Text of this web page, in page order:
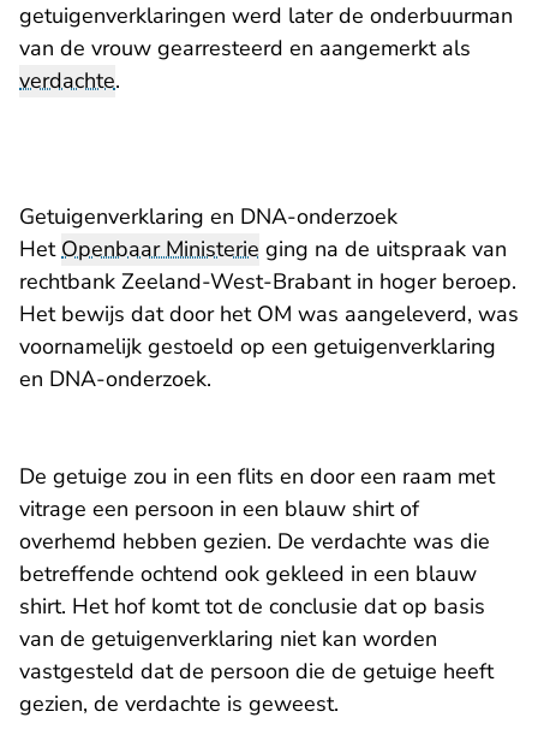
getuigenverklaringen werd later de onderbuurman
van de vrouw gearresteerd en aangemerkt als
verdachte.
Getuigenverklaring en DNA-onderzoek
HetOpenbaar Ministerie ging na de uitspraak van
rechtbank Zeeland-West-Brabant in hoger beroep.
Het bewijs dat door het OM was aangeleverd, was
voornamelijk gestoeld op een getuigenverklaring
en DNA-onderzoek.
De getuige zou in een flits en door een raam met
vitrage een persoon in een blauw shirt of
overhemd hebben gezien. De verdachte was die
betreffende ochtend ook gekleed in een blauw
shirt. Het hof komt tot de conclusie dat op basis
van de getuigenverklaring niet kan worden
vastgesteld dat de persoon die de getuige heeft
gezien, de verdachte is geweest.